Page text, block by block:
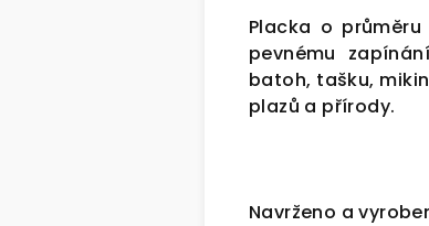
Placka o
pevnému
batoh, tašku,
plazů a přírody.
Navrženo a